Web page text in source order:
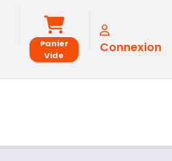
Panier
Vide
Connexion